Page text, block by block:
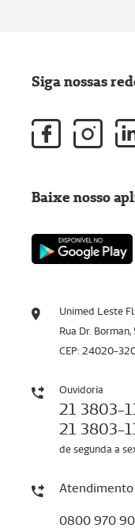
Unimed Leste
Rua Dr.
CEP: 24020-
Ouvidoria
21 3803-
21 3803-
de segunda a
0800 970
Siga nossas
Baixe nosso